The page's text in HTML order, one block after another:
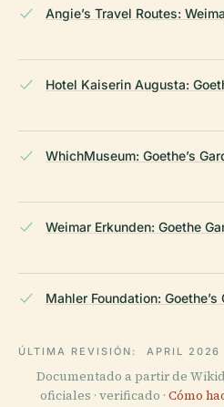
Angie’s Travel Routes:
Hotel Kaiserin Augusta:
WhichMuseum: Goethe’s
Weimar Erkunden: Goethe
Mahler Foundation: Goethe’s
ÚLTIMA REVISIÓN: APRIL 2026
Documentado a partir de
oficiales · verificado · Cómo